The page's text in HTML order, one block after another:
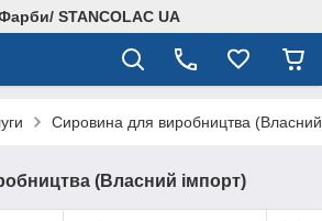
STANCOLAC UA
Сировина для виробництва
(Власний імпорт)